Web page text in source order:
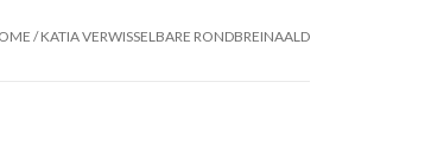
/KATIA VERWISSELBARE RONDBREINAALD